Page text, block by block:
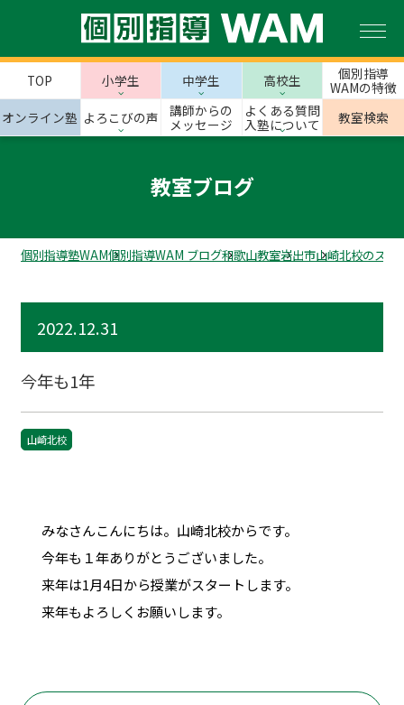
TOP 小学生 中学生 高校生
個別指導
WAMの特徴
オンライン塾 よろこびの声
講師からの
メッセージ
よくある質問
入塾について
教室検索
教室ブログ
個別指導塾WAM個別指導WAM ブログ和歌山教室岩出市山崎北校のスタ
2022.12.31
今年も1年
山崎北校
みなさんこんにちは。山崎北校からです。
今年も１年ありがとうございました。
来年は1月4日から授業がスタートします。
来年もよろしくお願いします。